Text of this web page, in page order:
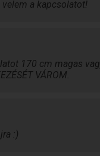
a kapcsolatot!
170 cm magas
VÁROM.
:)